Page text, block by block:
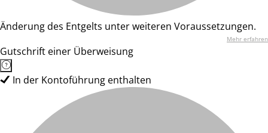
Änderung des Entgelts unter weiteren Voraussetzungen.
Mehr erfahren
Gutschrift einer Überweisung
In der Kontoführung enthalten